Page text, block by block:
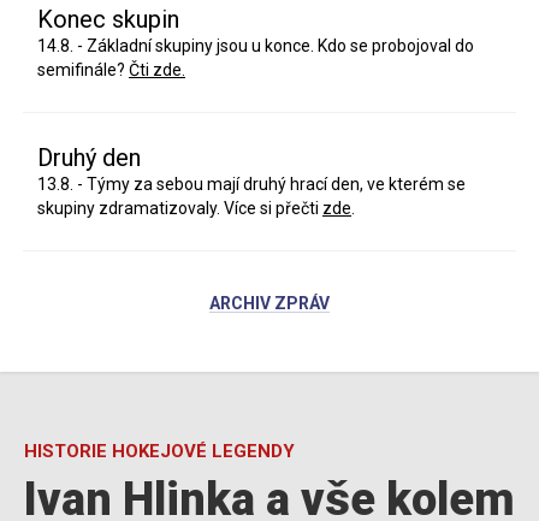
Konec skupin
14.8. - Základní skupiny jsou u konce. Kdo se probojoval do
semifinále? Čti zde.
Druhý den
13.8. - Týmy za sebou mají druhý hrací den, ve kterém se
skupiny zdramatizovaly. Více si přečti zde
ARCHIV ZPRÁV
HISTORIE HOKEJOVÉ LEGENDY
Ivan Hlinka a vše kolem